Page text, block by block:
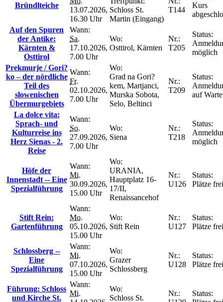
Bründlteiche
13.07.2026,
16.30 Uhr
Schloss St.
Martin (Eingang)
T144
Kurs
Auf den Spuren
der Antike:
Kärnten &
Osttirol
Wann:
Sa.
17.10.2026,
7.00 Uhr
Wo:
Osttirol, Kärnten
Nr.:
T205
Status:
möglich
Prekmurje / Gori?
ko – der nördliche
Teil des
slowenischen
Übermurgebiets
Wann:
Fr.
02.10.2026,
7.00 Uhr
Wo:
Grad na Gori?
kem, Martjanci,
Murska Sobota,
Selo, Beltinci
Nr.:
T209
Status:
auf
La dolce vita:
Sprach- und
Kulturreise ins
Herz Sienas - 2.
Reise
Wann:
So.
27.09.2026,
7.00 Uhr
Wo:
Siena
Nr.:
T218
Status:
möglich
Höfe der
Innenstadt -- Eine
Spezialführung
Wann:
Mi.
30.09.2026,
15.00 Uhr
Wo:
URANIA,
Hauptplatz 16-
17/II,
Renaissancehof
Nr.:
U126
Status:
Plätze frei
Stift Rein:
Gartenführung
Wann:
Mo.
05.10.2026,
15.00 Uhr
Wo:
Stift Rein
Nr.:
U127
Status:
Plätze frei
Schlossberg --
Eine
Spezialführung
Wann:
Mi.
07.10.2026,
15.00 Uhr
Wo:
Grazer
Schlossberg
Nr.:
U128
Status:
Plätze frei
Führung: Schloss
und Kirche St.
Wann:
Mi.
Wo:
Schloss St.
Nr.:
Status: